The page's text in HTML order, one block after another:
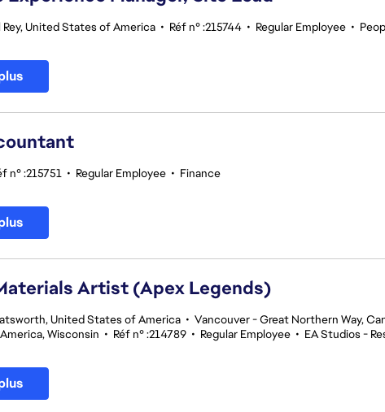
Rey, United States of America • Réf n° :215744 • Regular Employee •
n° :215751 • Regular Employee • Finance
Artist (Apex Legends)
United States of America • Vancouver - Great Northern Way,
Wisconsin • Réf n° :214789 • Regular Employee • EA Studios -